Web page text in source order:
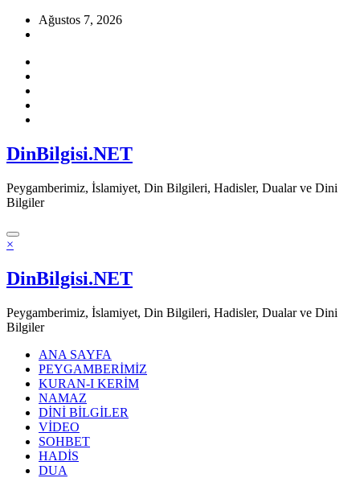
İçeriğe Ağustos 7, 2026
DinBilgisi.NET
Peygamberimiz, İslamiyet, Din Bilgileri, Hadisler, Dualar ve Dini
Bilgiler
×
DinBilgisi.NET
Peygamberimiz, İslamiyet, Din Bilgileri, Hadisler, Dualar ve Dini
Bilgiler
ANA SAYFA
PEYGAMBERİMİZ
KURAN-I KERİM
NAMAZ
DİNİ BİLGİLER
VİDEO
SOHBET
HADİS
DUA